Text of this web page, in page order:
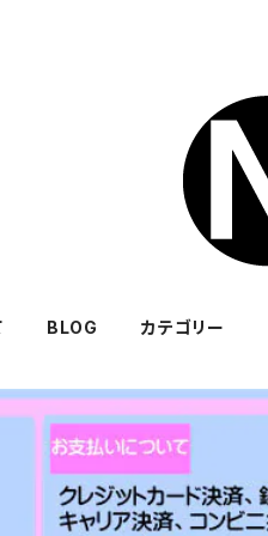
BLOG カテゴリー